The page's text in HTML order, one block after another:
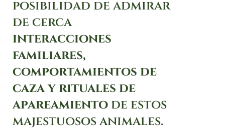
posibilidad de admirar
de cerca
interacciones
familiares,
comportamientos de
caza y rituales de
apareamiento de estos
majestuosos animales.